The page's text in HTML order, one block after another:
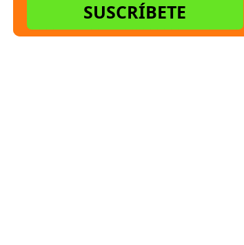
SUSCRÍBETE